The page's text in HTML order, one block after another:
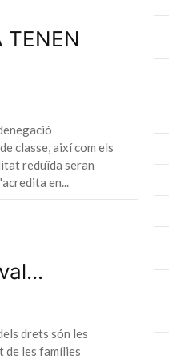
TENEN
classe, així com els
reduïda seran
en
drets són les
de les famílies